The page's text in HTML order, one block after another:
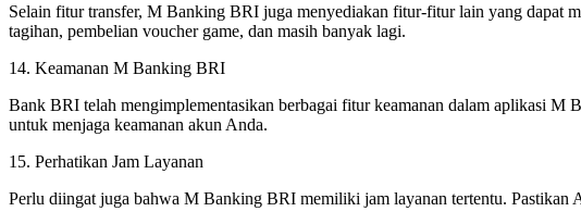
Selain fitur transfer, M Banking BRI juga menyediakan fitur-fitur lain yang dapat
tagihan, pembelian voucher game, dan masih banyak lagi.
14. Keamanan M Banking BRI
Bank BRI telah mengimplementasikan berbagai fitur keamanan dalam aplikasi M
untuk menjaga keamanan akun Anda.
15. Perhatikan Jam Layanan
Perlu diingat juga bahwa M Banking BRI memiliki jam layanan tertentu. Pastikan